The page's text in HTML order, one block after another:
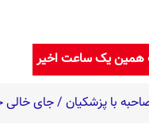
همین یک ساعت اخیر
با پزشکیان / جای